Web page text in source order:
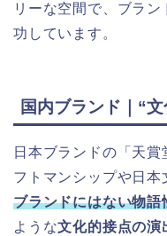
リーな空間で、ブラ
功しています。
国内ブランド｜“
日本ブランドの「天
フトマンシップや日本
ブランドにはない物
ような文化的接点の演